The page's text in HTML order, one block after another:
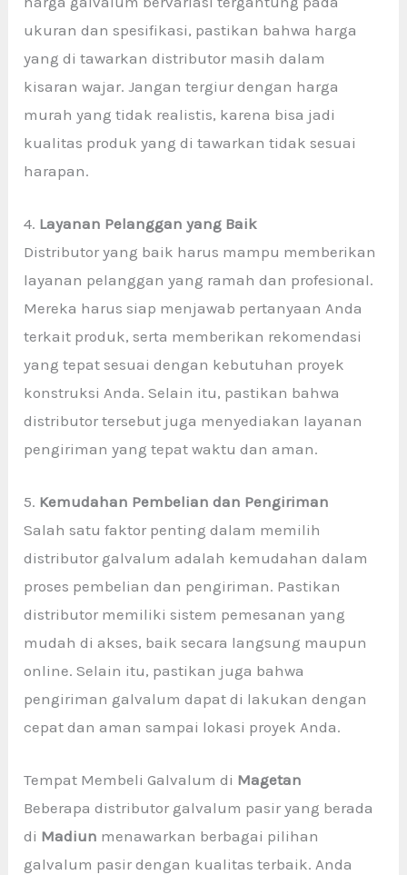
ukuran dan spesifikasi, pastikan bahwa harga
yang di tawarkan distributor masih dalam
kisaran wajar. Jangan tergiur dengan harga
murah yang tidak realistis, karena bisa jadi
kualitas produk yang di tawarkan tidak sesuai
harapan.
4. Layanan Pelanggan yang Baik
Distributor yang baik harus mampu memberikan
layanan pelanggan yang ramah dan profesional.
Mereka harus siap menjawab pertanyaan Anda
terkait produk, serta memberikan rekomendasi
yang tepat sesuai dengan kebutuhan proyek
konstruksi Anda. Selain itu, pastikan bahwa
distributor tersebut juga menyediakan layanan
pengiriman yang tepat waktu dan aman.
5. Kemudahan Pembelian dan Pengiriman
Salah satu faktor penting dalam memilih
distributor galvalum adalah kemudahan dalam
proses pembelian dan pengiriman. Pastikan
distributor memiliki sistem pemesanan yang
mudah di akses, baik secara langsung maupun
online. Selain itu, pastikan juga bahwa
pengiriman galvalum dapat di lakukan dengan
cepat dan aman sampai lokasi proyek Anda.
Tempat Membeli Galvalum di Magetan
Beberapa distributor galvalum pasir yang berada
di Madiun menawarkan berbagai pilihan
galvalum pasir dengan kualitas terbaik. Anda